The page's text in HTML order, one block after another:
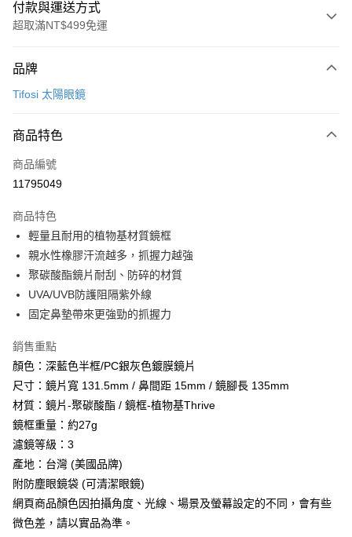
付款與運送方式
超取滿NT$499免運
信用卡一次付款
LINE Pay
Apple Pay
悠遊付
Google Pay
全盈+PAY
AFTEE先享後付
【關於「AFTEE先享後付」】
AFTEE先享後付是「在收到商品之後才付款」的支付方式。 讓您購物簡單
１．簡單：不需註冊會員、不需綁卡、不需儲值。
２．便利：只要手機號碼，簡訊認證，即可結帳。
３．安心：先確認商品／服務後，再付款。
【「AFTEE先享後付」結帳流程】
１．於結帳方式選擇「AFTEE先享後付」後，將跳轉至「AFTEE先享後付」
２．訂單成立數日內，您將收到繳費通知簡訊。
３．收到繳費通知簡訊後14天內，點擊此簡訊中的連結，可透過四大超商／
ATM／網路銀行／等多元方式進行付款，方視為交易完成。
※ 請注意：結帳手續完成當下不需立刻繳費，但若您需要取消訂單，請聯絡
ATM付款
貨到付款
運送方式
全家取貨付款
每筆NT$60，滿NT$499(含以上)免運費
7-11取貨付款
每筆NT$60，滿NT$799(含以上)免運費
品牌
Tifosi 太陽眼鏡
商品特色
商品編號
11795049
商品特色
輕量且耐用的植物基材質鏡框
親水性橡膠汗流越多，抓握力越強
聚碳酸酯鏡片耐刮、防碎的材質
UVA/UVB防護阻隔紫外線
固定鼻墊帶來更強勁的抓握力
銷售重點
顏色：深藍色半框/PC銀灰色鍍膜鏡片
尺寸：鏡片寬 131.5mm / 鼻間距 15mm / 鏡腳長 135mm
材質：鏡片-聚碳酸酯 / 鏡框-植物基Thrive
鏡框重量：約27g
濾鏡等級：3
產地：台灣 (美國品牌)
附防塵眼鏡袋 (可清潔眼鏡)
網頁商品顏色因拍攝角度、光線、場景及螢幕設定的不同，會有些
微色差，請以實品為準。